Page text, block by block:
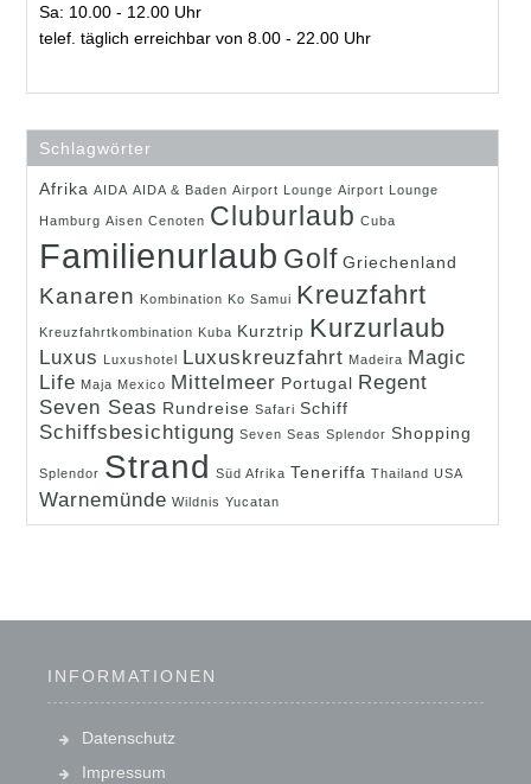
Sa: 10.00 - 12.00 Uhr
telef. täglich erreichbar von 8.00 - 22.00 Uhr
Schlagwörter
Afrika AIDA AIDA & Baden Airport Lounge Airport Lounge
Hamburg Aisen Cenoten Cluburlaub Cuba
Familienurlaub Golf Griechenland
Kanaren Kombination Ko Samui Kreuzfahrt
Kreuzfahrtkombination Kuba Kurztrip Kurzurlaub
Luxus Luxushotel Luxuskreuzfahrt Madeira Magic
Life Maja Mexico Mittelmeer Portugal Regent
Seven Seas Rundreise Safari Schiff
Schiffsbesichtigung Seven Seas Splendor Shopping
Splendor Strand Süd Afrika Teneriffa Thailand USA
Warnemünde Wildnis Yucatan
INFORMATIONEN
Datenschutz
Impressum